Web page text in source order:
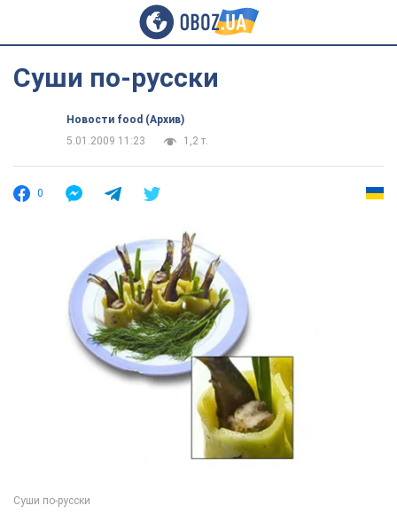
Суши по-русски
Новости food (Архив)
5.01.2009 11:23
1,2 т.
0